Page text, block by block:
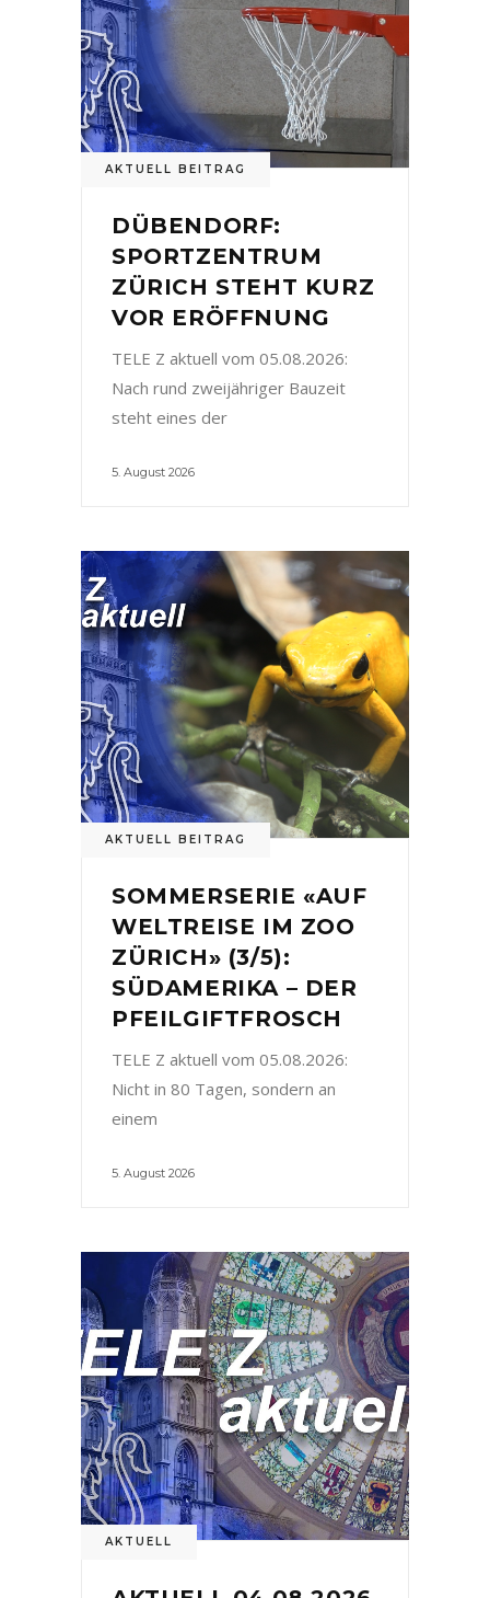
AKTUELL BEITRAG
DÜBENDORF:
SPORTZENTRUM
ZÜRICH STEHT KURZ
VOR ERÖFFNUNG
TELE Z aktuell vom 05.08.2026:
Nach rund zweijähriger Bauzeit
steht eines der
5. August 2026
AKTUELL BEITRAG
SOMMERSERIE «AUF
WELTREISE IM ZOO
ZÜRICH» (3/5):
SÜDAMERIKA – DER
PFEILGIFTFROSCH
TELE Z aktuell vom 05.08.2026:
Nicht in 80 Tagen, sondern an
einem
5. August 2026
AKTUELL